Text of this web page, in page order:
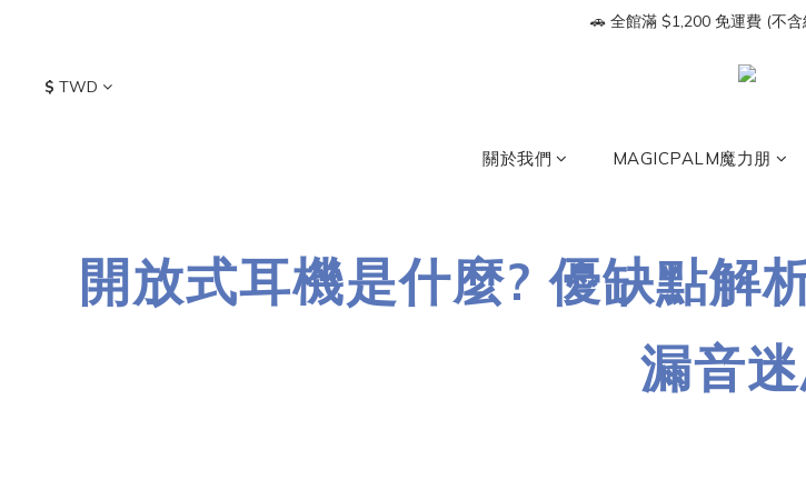
🔥【會員募集】加入LINE好友即
🚗 全館滿 $1,200 免運費 (不
🔥【會員募集】加入LINE好友即
$ TWD
關於我們 MAGICPALM魔力朋
開放式耳機是什麼? 優缺點解
漏音